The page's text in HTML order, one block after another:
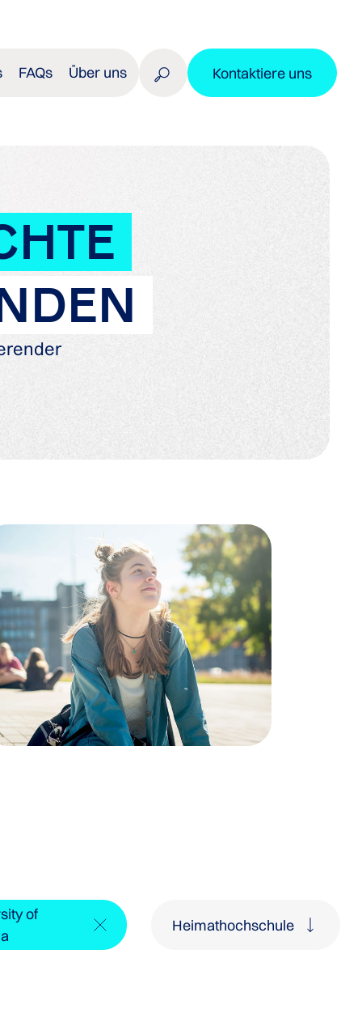
FAQs Über uns Kontaktiere uns
of
Heimathochschule